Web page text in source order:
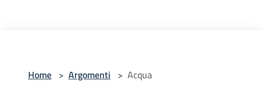
Home > Argomenti > Acqua